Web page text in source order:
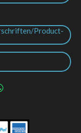
Product-